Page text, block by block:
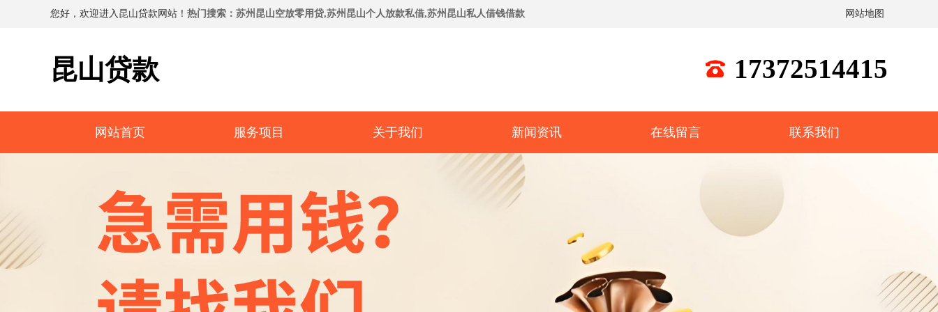
您好，欢迎进入昆山贷款网站！ 热门搜索：苏州昆山空放零用贷,苏州昆山个人放款私借,苏州昆山私人借钱借款 网站地图
昆山贷款 17372514415
网站首页 服务项目 关于我们 新闻资讯 在线留言 联系我们